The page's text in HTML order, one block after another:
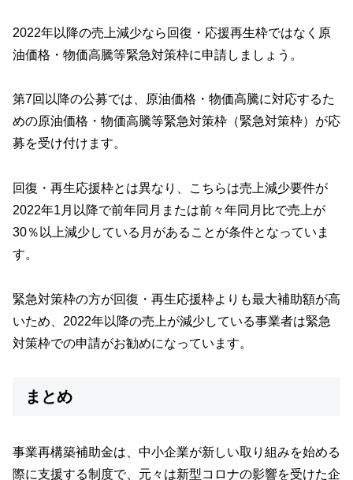
2022年以降の売上減少なら回復・応援再生枠ではなく原
油価格・物価高騰等緊急対策枠に申請しましょう。
第7回以降の公募では、原油価格・物価高騰に対応するた
めの原油価格・物価高騰等緊急対策枠（緊急対策枠）が応
募を受け付けます。
回復・再生応援枠とは異なり、こちらは売上減少要件が
2022年1月以降で前年同月または前々年同月比で売上が
30％以上減少している月があることが条件となっていま
す。
緊急対策枠の方が回復・再生応援枠よりも最大補助額が高
いため、2022年以降の売上が減少している事業者は緊急
対策枠での申請がお勧めになっています。
まとめ
事業再構築補助金は、中小企業が新しい取り組みを始める
際に支援する制度で、元々は新型コロナの影響を受けた企